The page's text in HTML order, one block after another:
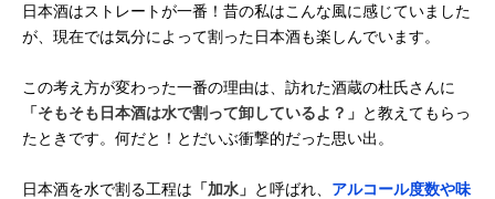
日本酒はストレートが一番！昔の私はこんな風に感じていました
が、現在では気分によって割った日本酒も楽しんでいます。
この考え方が変わった一番の理由は、訪れた酒蔵の杜氏さんに
「そもそも日本酒は水で割って卸しているよ？」 と教えてもらっ
たときです。何だと！とだいぶ衝撃的だった思い出。
日本酒を水で割る工程は 「加水」 と呼ばれ、 アルコール度数や味